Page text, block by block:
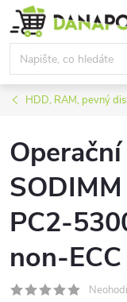
Přejít
na
obsah
HDD, RAM, pevný
PC2-
non-ECC